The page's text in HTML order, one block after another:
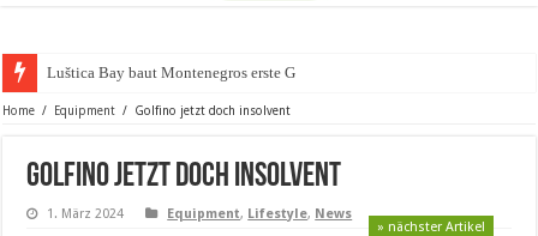
Luštica Bay baut Montenegros erste Golf-Commun
Home / Equipment / Golfino jetzt doch insolvent
Golfino jetzt doch insolvent
1. März 2024 Equipment, Lifestyle, News
» nächster Artikel